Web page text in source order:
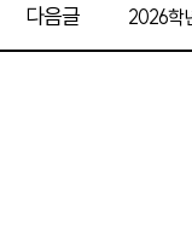
다음글 2026학